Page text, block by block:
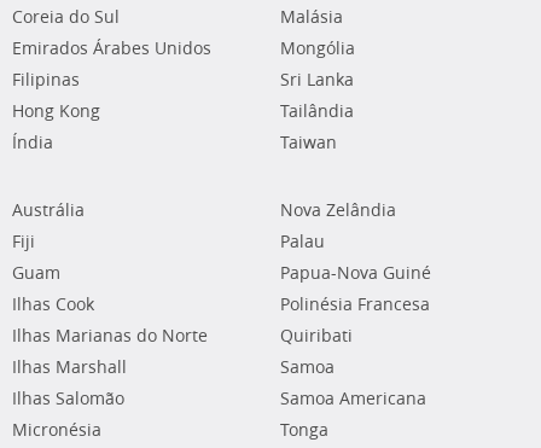
Coreia do Sul
Emirados Árabes Unidos
Filipinas
Hong Kong
Índia
Malásia
Mongólia
Sri Lanka
Tailândia
Taiwan
Austrália
Fiji
Guam
Ilhas Cook
Ilhas Marianas do Norte
Ilhas Marshall
Ilhas Salomão
Micronésia
Nova Zelândia
Palau
Papua-Nova Guiné
Polinésia Francesa
Quiribati
Samoa
Samoa Americana
Tonga